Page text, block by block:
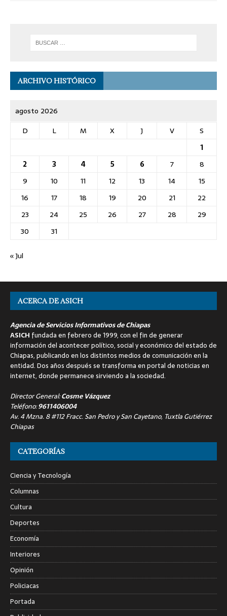
ARCHIVO HISTÓRICO
agosto 2026
D
L M X J V
S
1
2
3 4 5 6 7
8
9
10 11 12 13 14
15
16
17 18 19 20 21
22
23
24 25 26 27 28
29
30
31
« Jul
ACERCA DE ASICH
Agencia de Servicios Informativos de Chiapas
ASICH fundada en febrero de 1999, con el fin de generar
información del acontecer político, social y económico del estado de
Chiapas, publicando en los distintos medios de comunicación en la
entidad. Dos años después se transforma en portal de noticias en
internet, donde permanece sirviendo a la sociedad.
Director General:Cosme Vázquez
Teléfono:9611406004
Av. 4 Mzna. 8 #112 Fracc. San Pedro y San Cayetano, Tuxtla Gutiérrez
Chiapas
CATEGORÍAS
Ciencia y Tecnología
Columnas
Cultura
Deportes
Economía
Interiores
Opinión
Policiacas
Portada